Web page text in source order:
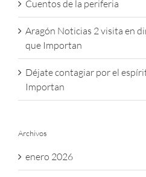
Cuentos de la periferia
Aragón Noticias 2 visita en
que Importan
Déjate contagiar por el
Importan
Archivos
enero 2026